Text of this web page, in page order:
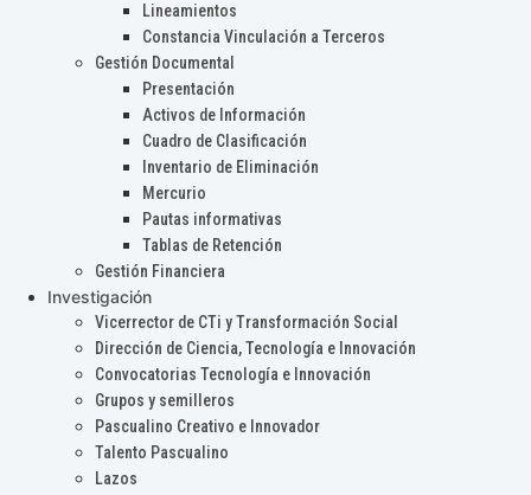
Lineamientos
Constancia Vinculación a Terceros
Gestión Documental
Presentación
Activos de Información
Cuadro de Clasificación
Inventario de Eliminación
Mercurio
Pautas informativas
Tablas de Retención
Gestión Financiera
Investigación
Vicerrector de CTi y Transformación Social
Dirección de Ciencia, Tecnología e Innovación
Convocatorias Tecnología e Innovación
Grupos y semilleros
Pascualino Creativo e Innovador
Talento Pascualino
Lazos